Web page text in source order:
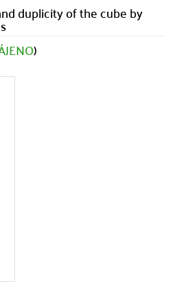
duplicity of the cube by
)